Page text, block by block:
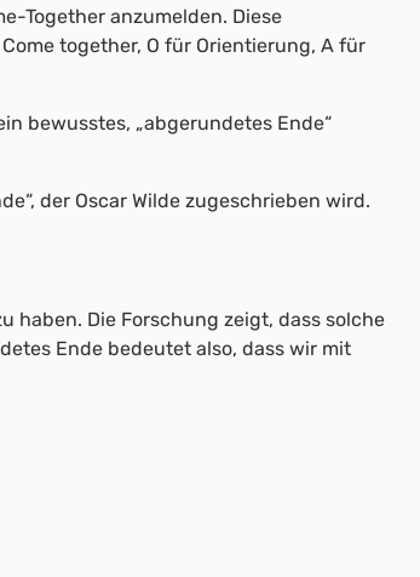
Together anzumelden. Diese
together, O für Orientierung, A für
bewusstes, „abgerundetes Ende“
der Oscar Wilde zugeschrieben wird.
haben. Die Forschung zeigt, dass solche
Ende bedeutet also, dass wir mit